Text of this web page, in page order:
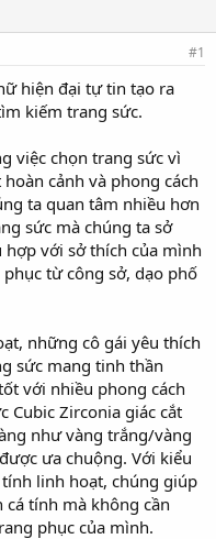
#1
hiện đại tự tin tạo ra
kiếm trang sức.
việc chọn trang sức vì
cảnh và phong cách
ta quan tâm nhiều hơn
sức mà chúng ta sở
với sở thích của mình
từ công sở, dạo phố
những cô gái yêu thích
sức mang tinh thần
với nhiều phong cách
Cubic Zirconia giác cắt
như vàng trắng/vàng
ưa chuộng. Với kiểu
linh hoạt, chúng giúp
tính mà không cần
phục của mình.